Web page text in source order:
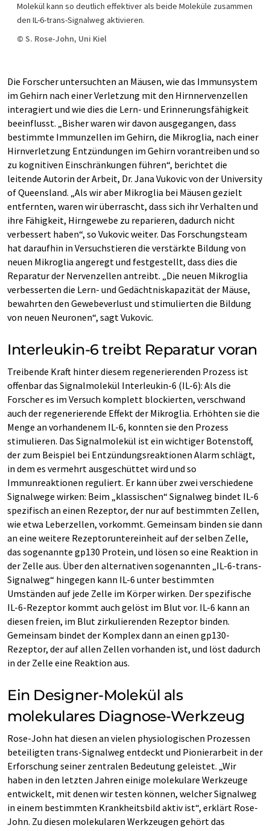
Molekül kann so deutlich effektiver als beide Moleküle zusammen
den IL-6-trans-Signalweg aktivieren.
© S. Rose-John, Uni Kiel
Die Forscher untersuchten an Mäusen, wie das Immunsystem
im Gehirn nach einer Verletzung mit den Hirnnervenzellen
interagiert und wie dies die Lern- und Erinnerungsfähigkeit
beeinflusst. „Bisher waren wir davon ausgegangen, dass
bestimmte Immunzellen im Gehirn, die Mikroglia, nach einer
Hirnverletzung Entzündungen im Gehirn vorantreiben und so
zu kognitiven Einschränkungen führen“, berichtet die
leitende Autorin der Arbeit, Dr. Jana Vukovic von der University
of Queensland. „Als wir aber Mikroglia bei Mäusen gezielt
entfernten, waren wir überrascht, dass sich ihr Verhalten und
ihre Fähigkeit, Hirngewebe zu reparieren, dadurch nicht
verbessert haben“, so Vukovic weiter. Das Forschungsteam
hat daraufhin in Versuchstieren die verstärkte Bildung von
neuen Mikroglia angeregt und festgestellt, dass dies die
Reparatur der Nervenzellen antreibt. „Die neuen Mikroglia
verbesserten die Lern- und Gedächtniskapazität der Mäuse,
bewahrten den Gewebeverlust und stimulierten die Bildung
von neuen Neuronen“, sagt Vukovic.
Interleukin-6 treibt Reparatur voran
Treibende Kraft hinter diesem regenerierenden Prozess ist
offenbar das Signalmolekül Interleukin-6 (IL-6): Als die
Forscher es im Versuch komplett blockierten, verschwand
auch der regenerierende Effekt der Mikroglia. Erhöhten sie die
Menge an vorhandenem IL-6, konnten sie den Prozess
stimulieren. Das Signalmolekül ist ein wichtiger Botenstoff,
der zum Beispiel bei Entzündungsreaktionen Alarm schlägt,
in dem es vermehrt ausgeschüttet wird und so
Immunreaktionen reguliert. Er kann über zwei verschiedene
Signalwege wirken: Beim „klassischen“ Signalweg bindet IL-6
spezifisch an einen Rezeptor, der nur auf bestimmten Zellen,
wie etwa Leberzellen, vorkommt. Gemeinsam binden sie dann
an eine weitere Rezeptoruntereinheit auf der selben Zelle,
das sogenannte gp130 Protein, und lösen so eine Reaktion in
der Zelle aus. Über den alternativen sogenannten „IL-6-trans-
Signalweg“ hingegen kann IL-6 unter bestimmten
Umständen auf jede Zelle im Körper wirken. Der spezifische
IL-6-Rezeptor kommt auch gelöst im Blut vor. IL-6 kann an
diesen freien, im Blut zirkulierenden Rezeptor binden.
Gemeinsam bindet der Komplex dann an einen gp130-
Rezeptor, der auf allen Zellen vorhanden ist, und löst dadurch
in der Zelle eine Reaktion aus.
Ein Designer-Molekül als
molekulares Diagnose-Werkzeug
Rose-John hat diesen an vielen physiologischen Prozessen
beteiligten trans-Signalweg entdeckt und Pionierarbeit in der
Erforschung seiner zentralen Bedeutung geleistet. „Wir
haben in den letzten Jahren einige molekulare Werkzeuge
entwickelt, mit denen wir testen können, welcher Signalweg
in einem bestimmten Krankheitsbild aktiv ist“, erklärt Rose-
John. Zu diesen molekularen Werkzeugen gehört das